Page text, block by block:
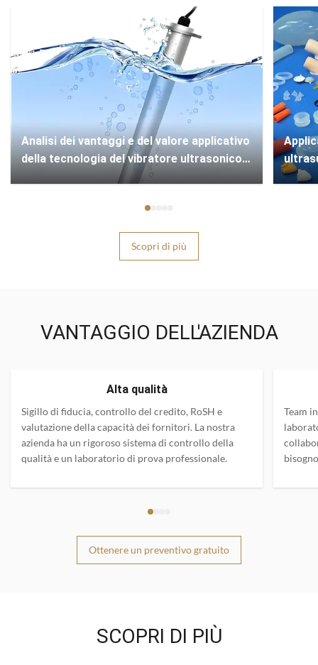
Analisi dei vantaggi e del valore applicativo
della tecnologia del vibratore ultrasonico
immersivo
Scopri di più
VANTAGGIO DELL'AZIENDA
Alta qualità
Sigillo di fiducia, controllo del credito, RoSH e
valutazione della capacità dei fornitori. La nostra
azienda ha un rigoroso sistema di controllo della
qualità e un laboratorio di prova professionale.
Team
Ottenere un preventivo gratuito
SCOPRI DI PIÙ